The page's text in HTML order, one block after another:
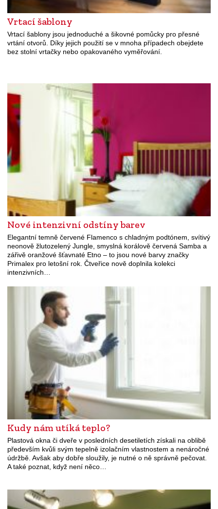
Vrtací šablony
Vrtací šablony jsou jednoduché a šikovné pomůcky pro přesné
vrtání otvorů. Díky jejich použití se v mnoha případech obejdete
bez stolní vrtačky nebo opakovaného vyměřování.
Nové intenzivní odstíny barev
Elegantní temně červené Flamenco s chladným podtónem, svítivý
neonově žlutozelený Jungle, smyslná korálově červená Samba a
zářivě oranžové šťavnaté Etno – to jsou nové barvy značky
Primalex pro letošní rok. Čtveřice nově doplnila kolekci
intenzivních…
Kudy nám utíká teplo?
Plastová okna či dveře v posledních desetiletích získali na oblibě
především kvůli svým tepelně izolačním vlastnostem a nenáročné
údržbě. Avšak aby dobře sloužily, je nutné o ně správně pečovat.
A také poznat, když není něco…